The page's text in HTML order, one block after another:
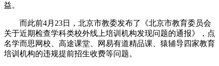
益。
而此前4月23日，北京市教委发布了《北京市教育委员会
关于近期检查学科类校外线上培训机构发现问题的通报》，点
名学而思网校、高途课堂、网易有道精品课、猿辅导四家教育
培训机构的违规提前招生收费等问题。